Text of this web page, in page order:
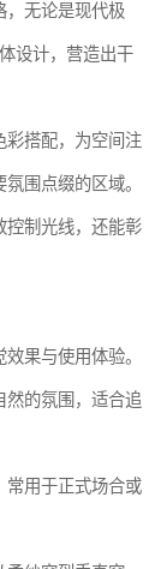
，无论是现代极
设计，营造出干
彩搭配，为空间注
围点缀的区域。
控制光线，还能彰
果与使用体验。
然的氛围，适合追
常用于正式场合或